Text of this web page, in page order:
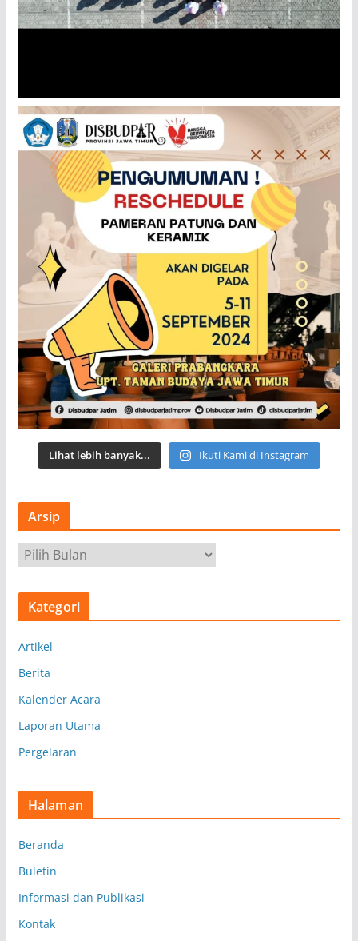
Lihat lebih banyak... Ikuti Kami di Instagram
Arsip
r
s
Kategori
Artikel
Berita
Kalender Acara
Laporan Utama
Pergelaran
Halaman
Beranda
Buletin
Informasi dan Publikasi
Kontak